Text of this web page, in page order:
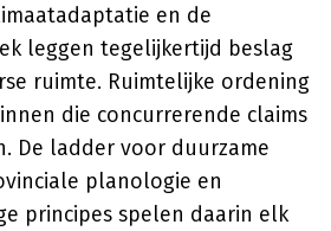
en de
leggen tegelijkertijd beslag
ruimte. Ruimtelijke ordening
die concurrerende claims
De ladder voor duurzame
planologie en
principes spelen daarin elk